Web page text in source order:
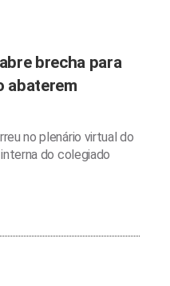
brecha para
abaterem
no plenário virtual do
do colegiado